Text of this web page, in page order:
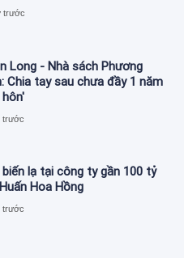
trước
Long - Nhà sách Phương
Chia tay sau chưa đầy 1 năm
trước
biến lạ tại công ty gần 100 tỷ
Hoa Hồng
trước